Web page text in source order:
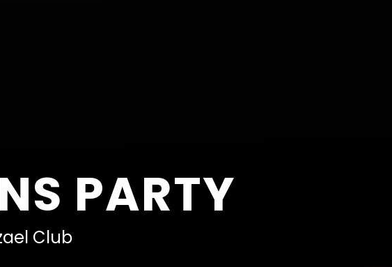
PARTY
Club